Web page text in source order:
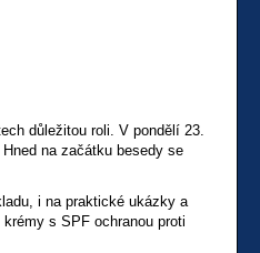
důležitou roli. V pondělí 23.
na začátku besedy se
i na praktické ukázky a
s SPF ochranou proti